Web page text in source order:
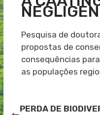
Pesquisa de
propostas de
consequências
as populações
PERDA DE